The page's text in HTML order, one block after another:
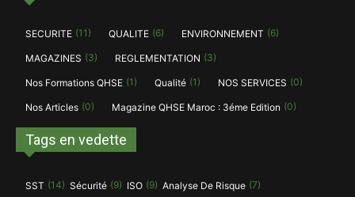
SECURITE (11) QUALITE (6) ENVIRONNEMENT (6)
MAGAZINES (3) REGLEMENTATION (3)
Nos Formations QHSE (1) Qualité (1) NOS SERVICES (0)
Nos Articles (0) Magazine QHSE Maroc : 3éme Edition (0)
Tags en vedette
SST (14) Sécurité (9) ISO (9) Analyse De Risque (7)